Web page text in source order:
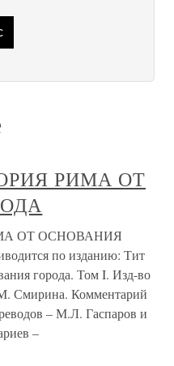
РИМА ОТ
ОТ ОСНОВАНИЯ
по изданию: Тит
города. Том I. Изд-во
Смирина. Комментарий
– М.Л. Гаспаров и
–